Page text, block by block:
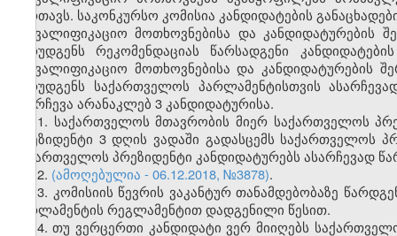
მართავს. საკონკურსო კომისია კანდიდატების
საკვალიფიკაციო მოთხოვნებისა და კანდიდატურების
წარუდგენს რეკომენდაციას წარსადგენი
საკვალიფიკაციო მოთხოვნებისა და კანდიდატურების
წარუდგენს საქართველოს პარლამენტისთვის
შეირჩევა არანაკლებ 3 კანდიდატურისა.
11. საქართველოს მთავრობის მიერ საქართველოს
პრეზიდენტი 3 დღის ვადაში გადასცემს საქართველოს
საქართველოს პრეზიდენტი კანდიდატურებს ასარჩევად
12. (ამოღებულია - 06.12.2018, №3878).
13. კომისიის წევრის ვაკანტურ თანამდებობაზე
პარლამენტის რეგლამენტით დადგენილი წესით.
14. თუ ვერცერთი კანდიდატი ვერ მიიღებს